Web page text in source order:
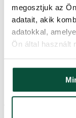
megosztjuk az
adatait, akik
adatokkal,
Ön által használt
Az XL-es
(méret szerint
Az XL-es
hagyományos
Az XL-es
változathoz
Az XL-es
rendszere van